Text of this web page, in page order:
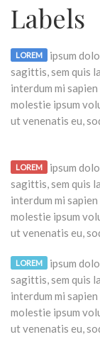
Labels
LOREM
ipsum
sagittis, sem quis
interdum mi
molestie ipsum
ut venenatis eu,
LOREM
ipsum
sagittis, sem quis
interdum mi
molestie ipsum
ut venenatis eu,
LOREM
ipsum
sagittis, sem quis
interdum mi
molestie ipsum
ut venenatis eu,